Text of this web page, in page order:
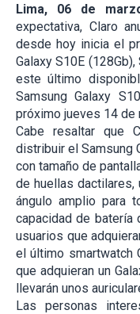
Lima, 06 de
expectativa, Claro
desde hoy inicia el
Galaxy S10E
este último
Samsung Galaxy
próximo jueves 14 de
Cabe resaltar que
distribuir el Samsung
con tamaño de
de huellas dactilares,
ángulo amplio para
capacidad de batería
usuarios que
el último smartwatch
que adquieran un
llevarán unos
Las personas